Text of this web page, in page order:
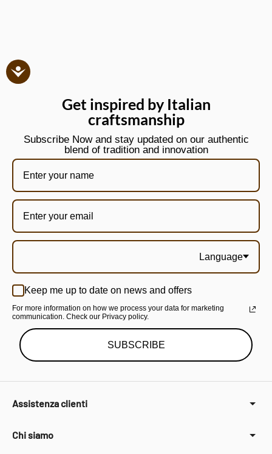
Get inspired by Italian
craftsmanship
Subscribe Now and stay updated on our authentic
blend of tradition and innovation
Language
Keep me up to date on news and offers
For more information on how we process your data for marketing
communication. Check our Privacy policy.
SUBSCRIBE
Assistenza clienti
Chi siamo